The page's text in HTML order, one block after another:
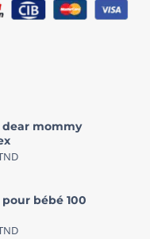
dear mommy
bébé 100